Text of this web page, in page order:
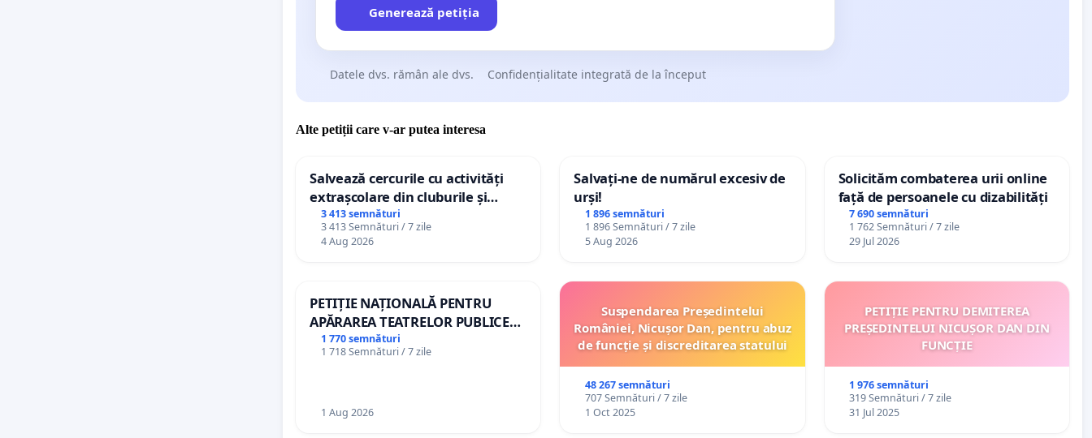
Generează petiția
Datele dvs. rămân ale dvs. Confidențialitate integrată de la început
Alte petiții care v-ar putea interesa
Salvează cercurile cu activități
extrașcolare din cluburile și
palatele copiilor
3 413 semnături
3 413 Semnături / 7 zile
4 Aug 2026
Salvați-ne de numărul excesiv de
urși!
1 896 semnături
1 896 Semnături / 7 zile
5 Aug 2026
Solicităm combaterea urii online
față de persoanele cu dizabilități
7 690 semnături
1 762 Semnături / 7 zile
29 Jul 2026
PETIȚIE NAȚIONALĂ PENTRU
APĂRAREA TEATRELOR PUBLICE
DE REPERTORIU DIN ROMÂNIA
1 770 semnături
1 718 Semnături / 7 zile
1 Aug 2026
Suspendarea Președintelui
României, Nicușor Dan, pentru abuz
de funcție și discreditarea statului
48 267 semnături
707 Semnături / 7 zile
1 Oct 2025
PETIȚIE PENTRU DEMITEREA
PREȘEDINTELUI NICUȘOR DAN DIN
FUNCȚIE
1 976 semnături
319 Semnături / 7 zile
31 Jul 2025